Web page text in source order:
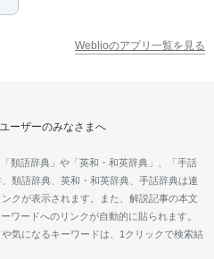
Weblioのアプリ一覧を見る
ーザーのみなさまへ
類語辞典」や「英和・和英辞典」、「手話
類語辞典、英和・和英辞典、手話辞典は連
クが表示されます。また、解説記事の本文
ワードへのリンクが自動的に貼られます。
気になるキーワードは、1クリックで検索結